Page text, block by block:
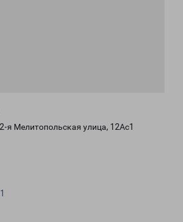
я Мелитопольская улица, 12Ас1